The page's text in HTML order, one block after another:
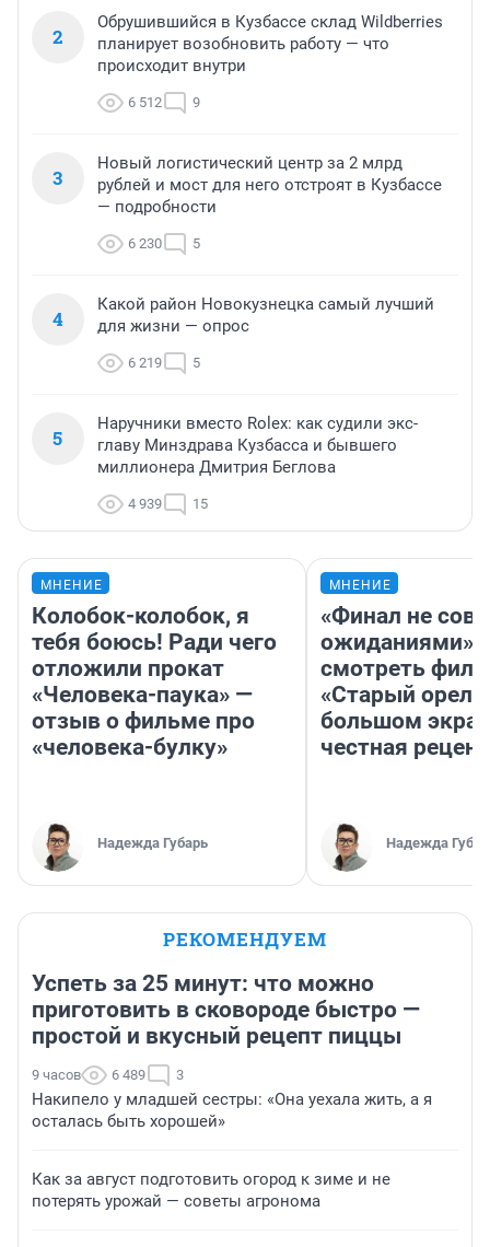
2
Обрушившийся в Кузбассе склад Wildberries
планирует возобновить работу — что
происходит внутри
6 512 9
3
Новый логистический центр за 2 млрд
рублей и мост для него отстроят в Кузбассе
— подробности
6 230 5
4
Какой район Новокузнецка самый лучший
для жизни — опрос
6 219 5
5
Наручники вместо Rolex: как судили экс-
главу Минздрава Кузбасса и бывшего
миллионера Дмитрия Беглова
4 939 15
МНЕНИЕ
Колобок-колобок, я
тебя боюсь! Ради чего
отложили прокат
«Человека-паука» —
отзыв о фильме про
«человека-булку»
Надежда Губарь
МНЕНИЕ
«Финал не
ожиданиями»:
смотреть
«Старый орел»
большом
честная
Надежда
РЕКОМЕНДУЕМ
Успеть за 25 минут: что можно
приготовить в сковороде быстро —
простой и вкусный рецепт пиццы
9 часов 6 489 3
Накипело у младшей сестры: «Она уехала жить, а я
осталась быть хорошей»
Как за август подготовить огород к зиме и не
потерять урожай — советы агронома